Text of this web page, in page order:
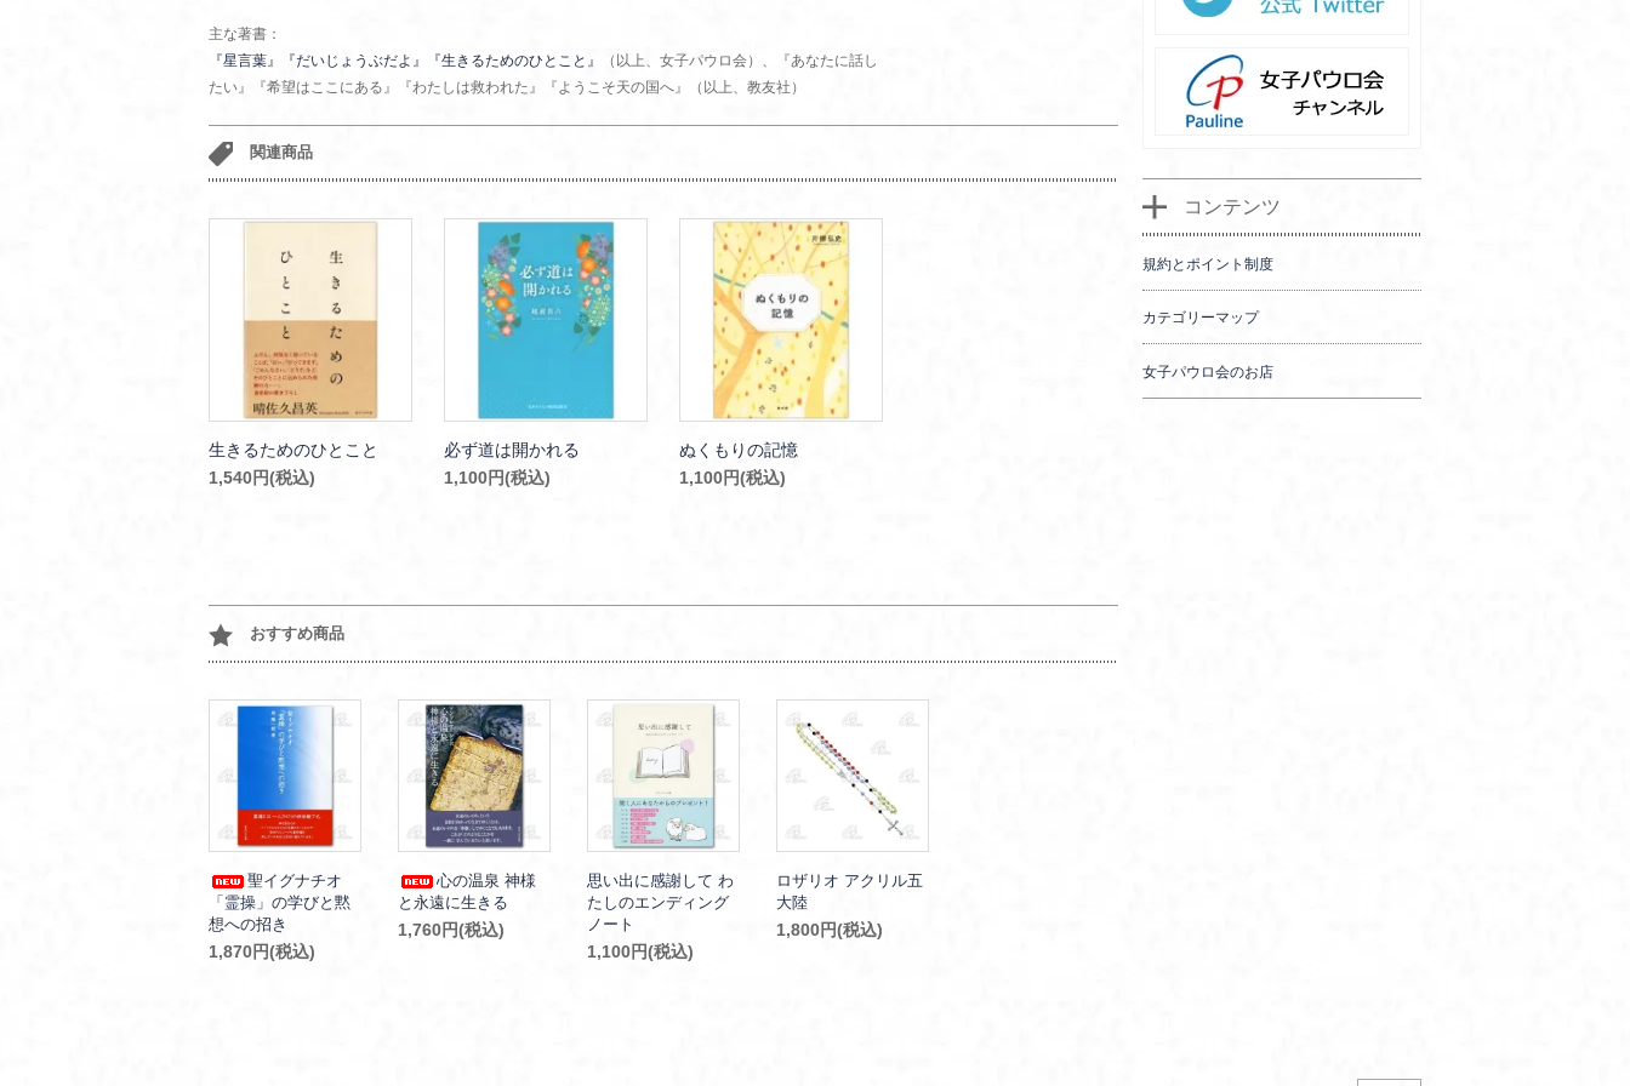
主な著書：
『星言葉』
『だいじょうぶだよ』 『生きるためのひとこと』
（以上、女子パウロ会）、『あなたに話し
たい』『希望はここにある』『わたしは救われた』『ようこそ天の国へ』（以上、教友社）
関連商品
生きるためのひとこと
1,540円(税込)
必ず道は開かれる
1,100円(税込)
ぬくもりの記憶
1,100円(税込)
おすすめ商品
聖イグナチオ
「霊操」の学びと黙
想への招き
1,870円(税込)
心の温泉 神様
と永遠に生きる
1,760円(税込)
思い出に感謝して わ
たしのエンディング
ノート
1,100円(税込)
ロザリオ アクリル五
大陸
1,800円(税込)
コンテンツ
規約とポイント制度
カテゴリーマップ
女子パウロ会のお店